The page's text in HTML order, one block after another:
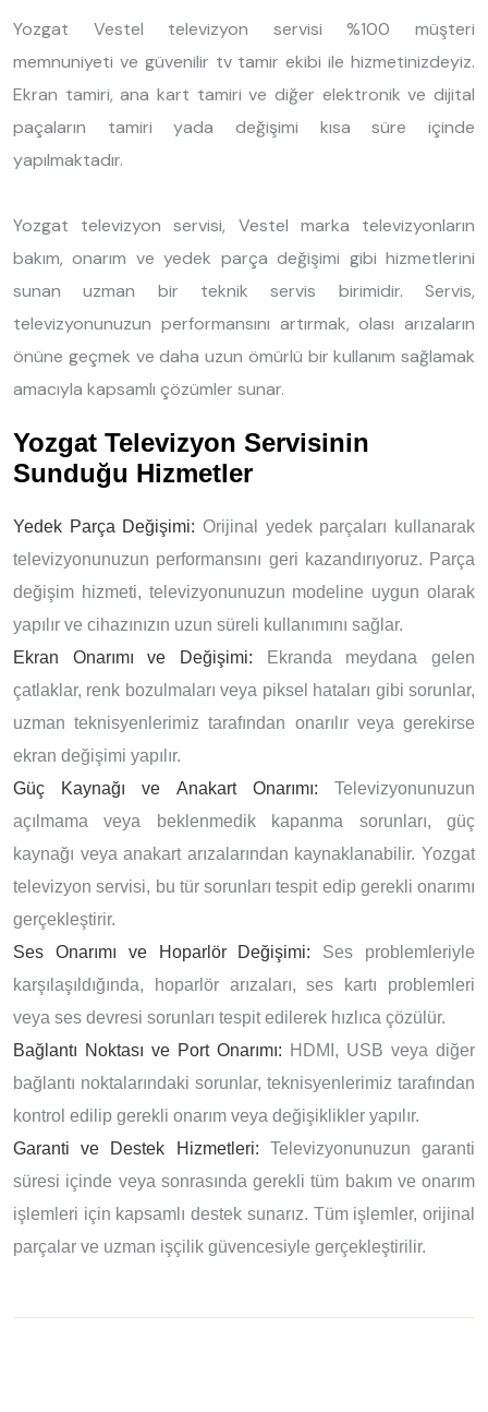
Yozgat Vestel televizyon servisi %100 müşteri
memnuniyeti ve güvenilir tv tamir ekibi ile hizmetinizdeyiz.
Ekran tamiri, ana kart tamiri ve diğer elektronik ve dijital
paçaların tamiri yada değişimi kısa süre içinde
yapılmaktadır.
Yozgat televizyon servisi, Vestel marka televizyonların
bakım, onarım ve yedek parça değişimi gibi hizmetlerini
sunan uzman bir teknik servis birimidir. Servis,
televizyonunuzun performansını artırmak, olası arızaların
önüne geçmek ve daha uzun ömürlü bir kullanım sağlamak
amacıyla kapsamlı çözümler sunar.
Yozgat Televizyon Servisinin
Sunduğu Hizmetler
Yedek Parça Değişimi: Orijinal yedek parçaları kullanarak
televizyonunuzun performansını geri kazandırıyoruz. Parça
değişim hizmeti, televizyonunuzun modeline uygun olarak
yapılır ve cihazınızın uzun süreli kullanımını sağlar.
Ekran Onarımı ve Değişimi: Ekranda meydana gelen
çatlaklar, renk bozulmaları veya piksel hataları gibi sorunlar,
uzman teknisyenlerimiz tarafından onarılır veya gerekirse
ekran değişimi yapılır.
Güç Kaynağı ve Anakart Onarımı: Televizyonunuzun
açılmama veya beklenmedik kapanma sorunları, güç
kaynağı veya anakart arızalarından kaynaklanabilir. Yozgat
televizyon servisi, bu tür sorunları tespit edip gerekli onarımı
gerçekleştirir.
Ses Onarımı ve Hoparlör Değişimi: Ses problemleriyle
karşılaşıldığında, hoparlör arızaları, ses kartı problemleri
veya ses devresi sorunları tespit edilerek hızlıca çözülür.
Bağlantı Noktası ve Port Onarımı: HDMI, USB veya diğer
bağlantı noktalarındaki sorunlar, teknisyenlerimiz tarafından
kontrol edilip gerekli onarım veya değişiklikler yapılır.
Garanti ve Destek Hizmetleri: Televizyonunuzun garanti
süresi içinde veya sonrasında gerekli tüm bakım ve onarım
işlemleri için kapsamlı destek sunarız. Tüm işlemler, orijinal
parçalar ve uzman işçilik güvencesiyle gerçekleştirilir.